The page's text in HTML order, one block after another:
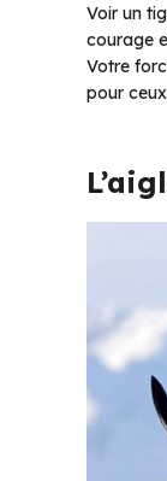
Voir un
courage
Votre
pour